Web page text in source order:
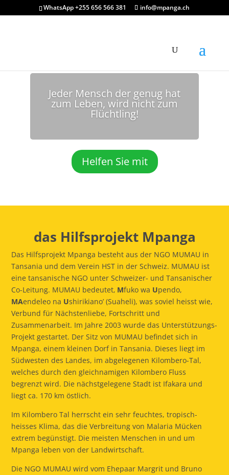
WhatsApp +255 656 566 381 info@mpanga.ch
Jeder Mensch der genug hat
zum Leben, wird nicht zum
Flüchtling!
Helfen Sie mit
das Hilfsprojekt Mpanga
Das Hilfsprojekt Mpanga besteht aus der NGO MUMAU in
Tansania und dem Verein HST in der Schweiz. MUMAU ist
eine tansanische NGO unter Schweizer- und Tansanischer
Co-Leitung. MUMAU bedeutet‚ Mfuko wa Upendo,
MAendeleo na Ushirikiano’ (Suaheli), was soviel heisst wie,
Verbund für Nächstenliebe, Fortschritt und
Zusammenarbeit. Im Jahre 2003 wurde das Unterstützungs-
Projekt gestartet. Der Sitz von MUMAU befindet sich in
Mpanga, einem kleinen Dorf in Tansania. Dieses liegt im
Südwesten des Landes, im abgelegenen Kilombero-Tal,
welches durch den gleichnamigen Kilombero Fluss
begrenzt wird. Die nächstgelegene Stadt ist Ifakara und
liegt ca. 170 km östlich.
Im Kilombero Tal herrscht ein sehr feuchtes, tropisch-
heisses Klima, das die Verbreitung von Malaria Mücken
extrem begünstigt. Die meisten Menschen in und um
Mpanga leben von der Landwirtschaft.
Die NGO MUMAU wird vom Ehepaar Margrit und Bruno